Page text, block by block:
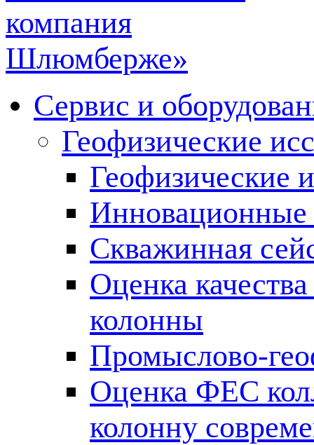
Сервис и
Геофизические
Геофизические
Инновационные
Скважинная
Оценка
колонны
Промыслово-
Оценка ФЕС
колонну